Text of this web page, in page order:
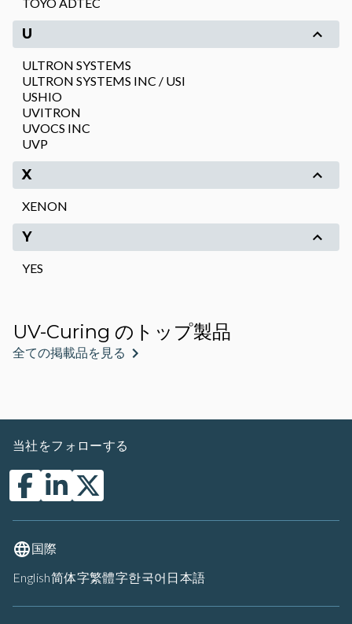
U
ULTRON SYSTEMS
ULTRON SYSTEMS INC / USI
USHIO
UVITRON
UVOCS INC
UVP
X
XENON
Y
YES
UV-Curing のトップ製品
全ての掲載品を見る
当社をフォローする
国際
English简体字繁體字한국어 日本語